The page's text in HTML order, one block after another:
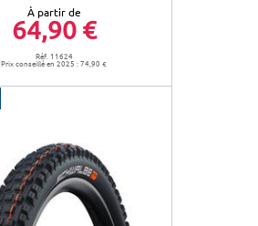
À partir de
64,90 €
Réf. 11624
Prix conseillé en 2025 : 74,90 €